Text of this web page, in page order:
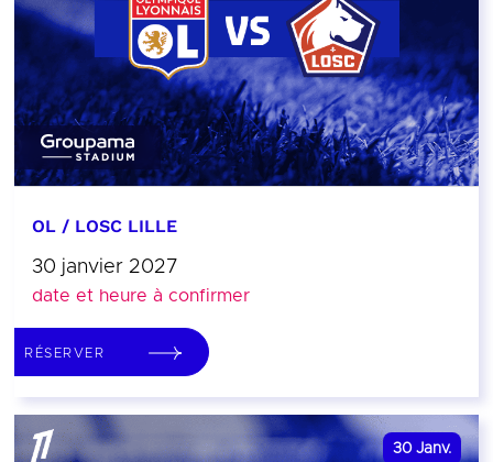
OL / LOSC LILLE
30 janvier 2027
date et heure à confirmer
RÉSERVER
30 Janv.